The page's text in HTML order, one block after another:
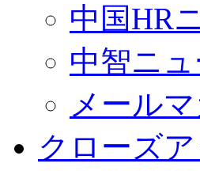
中国HR
中智ニュ
メール
クローズ